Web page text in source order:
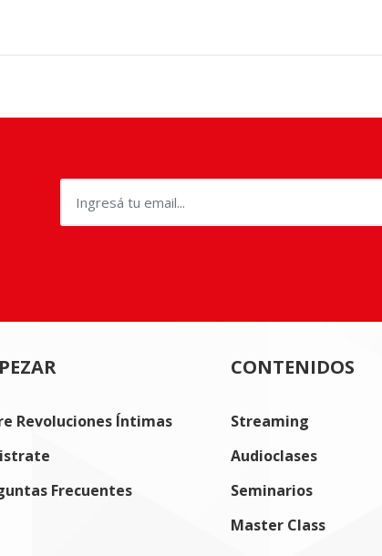
Revoluciones Íntimas
Frecuentes
CONTENIDOS
Streaming
Audioclases
Seminarios
Master Class